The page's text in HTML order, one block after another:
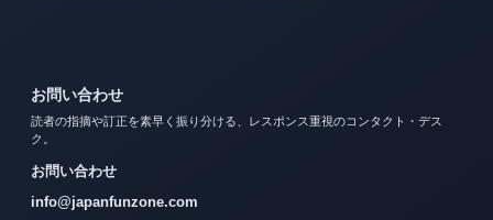
お問い合わせ
読者の指摘や訂正を素早く振り分ける、レスポンス重視のコンタクト・デス
ク。
お問い合わせ
info@japanfunzone.com